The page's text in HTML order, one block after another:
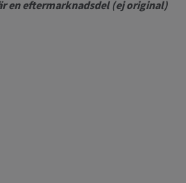
en eftermarknadsdel (ej original)